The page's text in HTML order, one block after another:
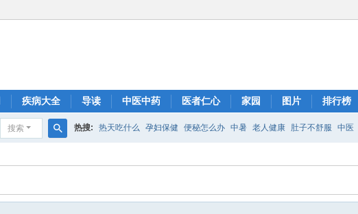
疾病大全 导读 中医中药 医者仁心 家园 图片 排行榜
搜索
索
热搜: 热天吃什么 孕妇保健 便秘怎么办 中暑 老人健康 肚子不舒服 中医